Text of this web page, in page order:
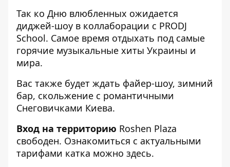
Так ко Дню влюбленных ожидается
диджей-шоу в коллаборации с PRODJ
School. Самое время отдыхать под самые
горячие музыкальные хиты Украины и
мира.
Вас также будет ждать файер-шоу, зимний
бар, скольжение с романтичными
Снеговичками Киева.
Вход на территорию Roshen Plaza
свободен. Ознакомиться с актуальными
тарифами катка можно здесь.